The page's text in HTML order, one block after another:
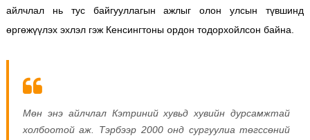
айлчлал нь тус байгууллагын ажлыг олон улсын түвшинд
өргөжүүлэх эхлэл гэж Кенсингтоны ордон тодорхойлсон байна.
Мөн энэ айлчлал Кэтриний хувьд хувийн дурсамжтай
холбоотой аж. Тэрбээр 2000 онд сургуулиа төгссөний